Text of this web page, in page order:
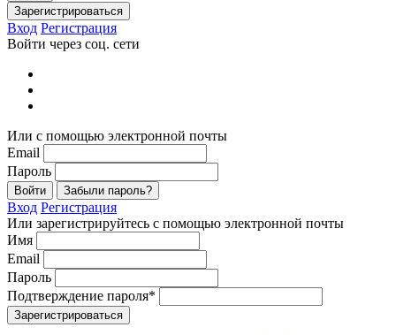
Зарегистрироваться
Вход Регистрация
Войти через соц. сети
Или с помощью электронной почты
Email
Пароль
Войти Забыли пароль?
Вход Регистрация
Или зарегистрируйтесь с помощью электронной почты
Имя
Email
Пароль
Подтверждение пароля*
Зарегистрироваться